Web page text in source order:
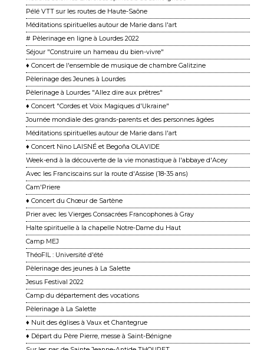
Pélé VTT sur les routes de Haute-Saône
Méditations spirituelles autour de Marie dans l'art
# Pèlerinage en ligne à Lourdes 2022
Séjour "Construire un hameau du bien-vivre"
♦ Concert de l'ensemble de musique de chambre Galitzine
Pèlerinage des Jeunes à Lourdes
Pèlerinage à Lourdes "Allez dire aux prêtres"
♦ Concert "Cordes et Voix Magiques d'Ukraine"
Journée mondiale des grands-parents et des personnes âgées
Méditations spirituelles autour de Marie dans l'art
♦ Concert Nino LAISNÉ et Begoña OLAVIDE
Week-end à la découverte de la vie monastique à l'abbaye d'Acey
Avec les Franciscains sur la route d'Assise (18-35 ans)
Cam'Priere
♦ Concert du Chœur de Sartène
Prier avec les Vierges Consacrées Francophones à Gray
Halte spirituelle à la chapelle Notre-Dame du Haut
Camp MEJ
ThéoFIL : Université d'été
Pèlerinage des jeunes à La Salette
Jesus Festival 2022
Camp du département des vocations
Pèlerinage à La Salette
♦ Nuit des églises à Vaux et Chantegrue
♦ Départ du Père Pierre, messe à Saint-Bénigne